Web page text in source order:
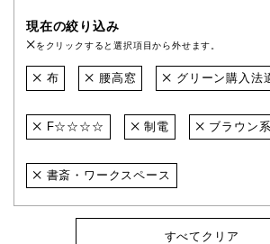
現在の絞り込み
をクリックすると選択項目から外せます。
布 腰高窓 グリーン購入法
F☆☆☆☆ 制電 ブラウン系
書斎・ワークスペース
すべてクリア